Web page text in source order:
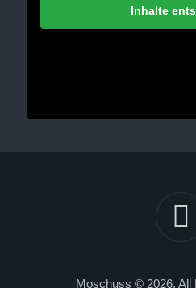
Inhalte
Moschuss © 2026. All